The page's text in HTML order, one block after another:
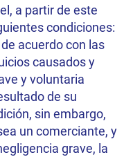
a partir de este
condiciones:
acuerdo con las
causados y
y voluntaria
de su
sin embargo,
un comerciante, y
grave, la